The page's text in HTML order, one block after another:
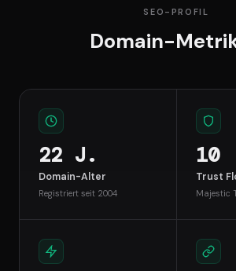
SEO-PROFIL
Domain-
22 J.
Domain-Alter
Registriert seit 2004
10
Trust
Majestic